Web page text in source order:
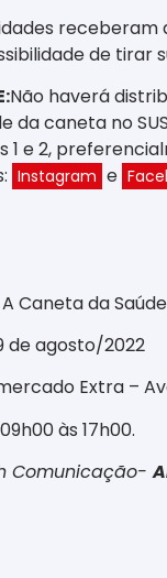
de tirar
Não haverá
da caneta no
1 e 2,
Instagram e
A Caneta da Saúde
de agosto/2022
Extra –
às 17h00.
Comunicação-